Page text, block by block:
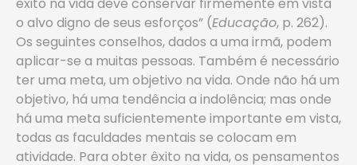
o alvo digno de seus esforços” (Educação, p. 262).
Os seguintes conselhos, dados a uma irmã, podem
aplicar-se a muitas pessoas. Também é necessário
ter uma meta, um objetivo na vida. Onde não há um
objetivo, há uma tendência a indolência; mas onde
há uma meta suficientemente importante em vista,
todas as faculdades mentais se colocam em
atividade. Para obter êxito na vida, os pensamentos